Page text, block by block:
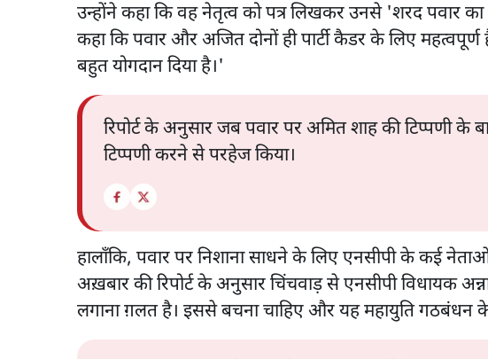
उन्होंने कहा कि वह नेतृत्व को पत्र लिखकर उनसे 'शरद पवार
कहा कि पवार और अजित दोनों ही पार्टी कैडर के लिए महत्वपूर्ण
बहुत योगदान दिया है।'
रिपोर्ट के अनुसार जब पवार पर अमित शाह की टिप्पणी के
टिप्पणी करने से परहेज किया।
हालाँकि, पवार पर निशाना साधने के लिए एनसीपी के कई
अख़बार की रिपोर्ट के अनुसार चिंचवाड़ से एनसीपी विधायक
लगाना ग़लत है। इससे बचना चाहिए और यह महायुति गठबंधन